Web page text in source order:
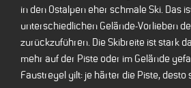
in den Ostalpen eher schmale Ski. Das
unterschiedlichen Gelände-Vorlieben
zurückzuführen. Die Skibreite ist stark
mehr auf der Piste oder im Gelände
Faustregel gilt: je härter die Piste, desto